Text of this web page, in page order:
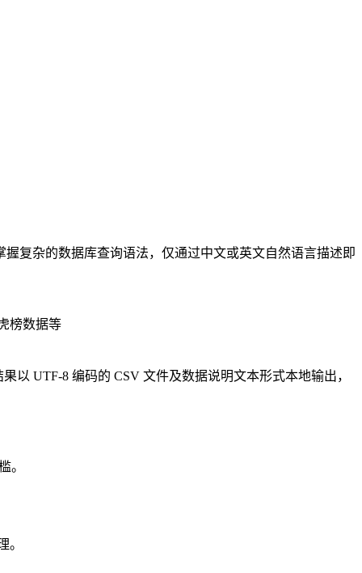
复杂的数据库查询语法，仅通过中文或英文自然语言描述即
榜数据等
果以 UTF-8 编码的 CSV 文件及数据说明文本形式本地输出，
。
。